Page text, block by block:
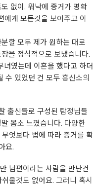
없이. 워낙에 증거가 명확
에게 모든것을 보여주고 이
할 모두 제가 원하는 대로
을 정식적으로 보냈습니다.
녀였는데 이혼을 했다고 하더
수 있었던 건 모두흥신소의
출신들로 구성된 탐정님들
몸소 느꼈습니다. 다양한
엇보다 법에 따라 증거를 확
요.
남편이라는 사람을 만난건
울것도 없어요. 그러니 혹시